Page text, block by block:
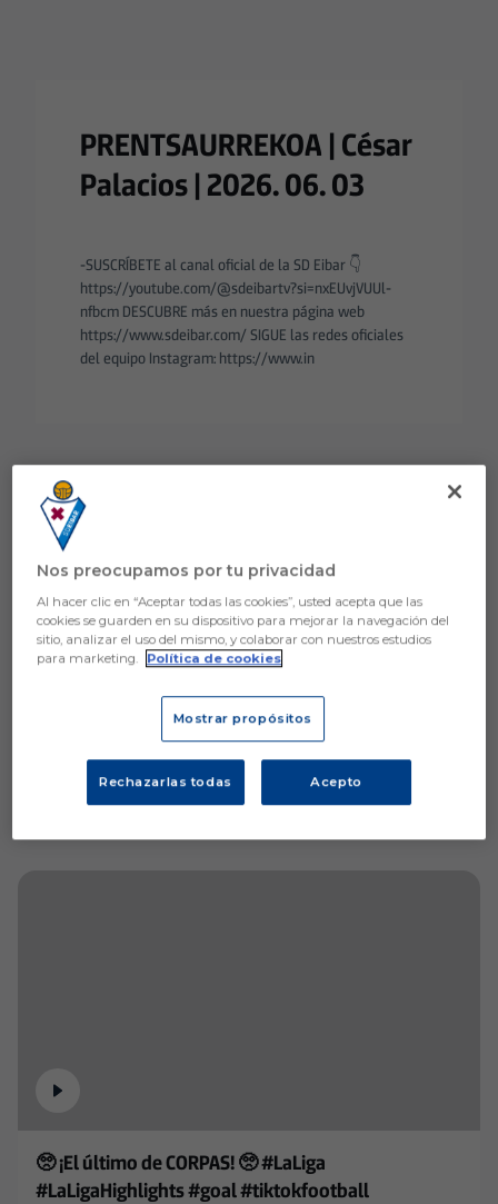
PRENTSAURREKOA | César
Palacios | 2026. 06. 03
-SUSCRÍBETE al canal oficial de la SD Eibar 👇
https://youtube.com/@sdeibartv?si=nxEUvjVUUl-
nfbcm DESCUBRE más en nuestra página web
https://www.sdeibar.com/ SIGUE las redes oficiales
del equipo Instagram: https://www.in
Aún no hay reacciones. ¡Sé el primero!
🥺 ¡El último de CORPAS! 🥺 #LaLiga
#LaLigaHighlights #goal #tiktokfootball
Nos preocupamos por tu privacidad
Al hacer clic en “Aceptar todas las cookies”, usted acepta que las
cookies se guarden en su dispositivo para mejorar la navegación del
sitio, analizar el uso del mismo, y colaborar con nuestros estudios
para marketing.
Política de cookies
Mostrar propósitos
Rechazarlas todas Acepto